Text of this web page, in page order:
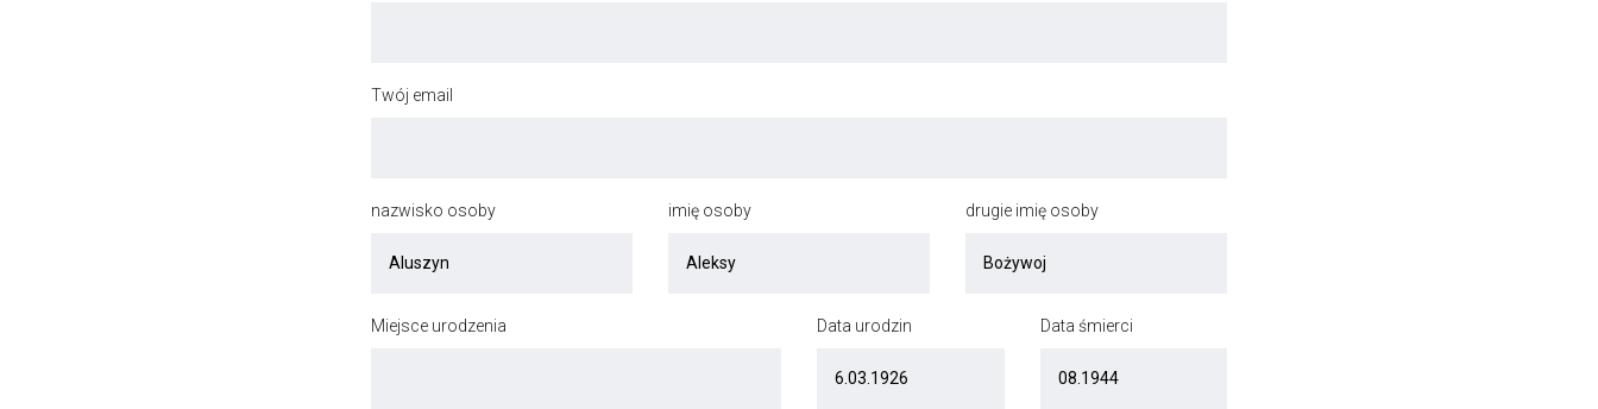
Twój email
nazwisko osoby imię osoby drugie imię osoby
Miejsce urodzenia Data urodzin Data śmierci